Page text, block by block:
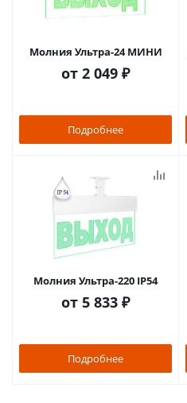
Молния Ультра-24 МИНИ
от 2 049 ₽
Подробнее
Молния Ультра-220 IP54
от 5 833 ₽
Подробнее